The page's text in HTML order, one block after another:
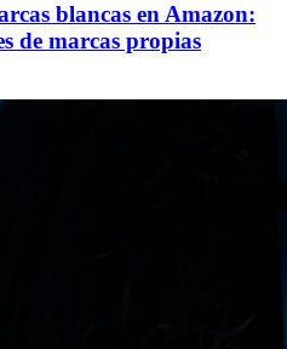
blancas en Amazon:
de marcas propias